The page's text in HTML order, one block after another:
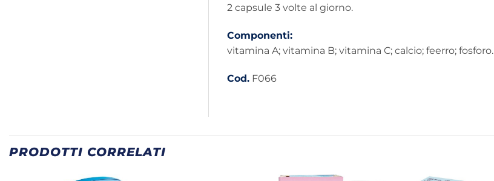
2 capsule 3 volte al giorno.
Componenti:
vitamina A; vitamina B; vitamina C; calcio; feerro; fosforo.
Cod.F066
PRODOTTI CORRELATI